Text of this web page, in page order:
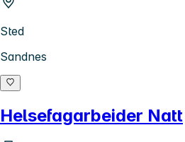
Sted
Sandnes
Helsefagarbeider Natt